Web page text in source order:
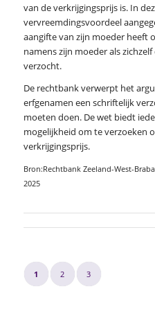
van de verkrijgingsprijs is. In
vervreemdingsvoordeel
aangifte van zijn moeder heeft
namens zijn moeder als
verzocht.
De rechtbank verwerpt het
erfgenamen een schriftelijk
moeten doen. De wet biedt
mogelijkheid om te verzoeken
verkrijgingsprijs.
Bron:Rechtbank Zeeland-West-
2025
1 2 3